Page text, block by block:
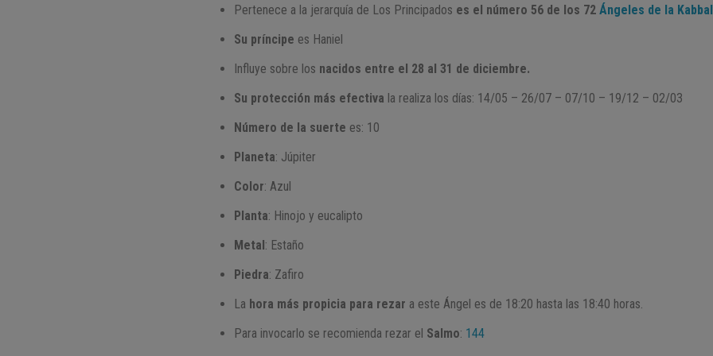
Pertenece a la jerarquía de Los Principados es el número 56 de los 72Ángeles de la
Su príncipe es Haniel
Influye sobre los nacidos entre el 28 al 31 de diciembre.
Su protección más efectiva la realiza los días: 14/05 – 26/07 – 07/10 – 19/12 – 02/03
Número de la suerte es: 10
Planeta: Júpiter
Color: Azul
Planta: Hinojo y eucalipto
Metal: Estaño
Piedra: Zafiro
La hora más propicia para rezar a este Ángel es de 18:20 hasta las 18:40 horas.
Para invocarlo se recomienda rezar el Salmo: 144